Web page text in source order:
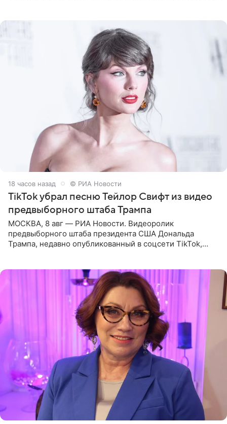
18 часов назад © РИА Новости
TikTok убрал песню Тейлор Свифт из видео
предвыборного штаба Трампа
МОСКВА, 8 авг — РИА Новости. Видеоролик
предвыборного штаба президента США Дональда
Трампа, недавно опубликованный в соцсети TikTok,